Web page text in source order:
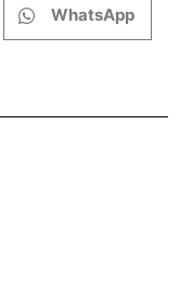
WhatsApp